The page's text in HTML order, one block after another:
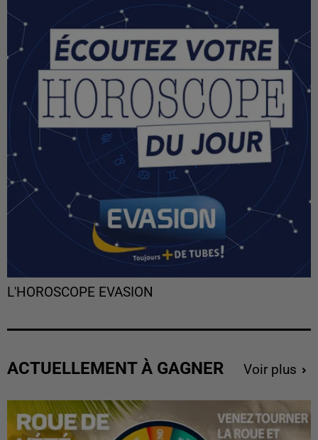
L'HOROSCOPE EVASION
ACTUELLEMENT À GAGNER Voir plus